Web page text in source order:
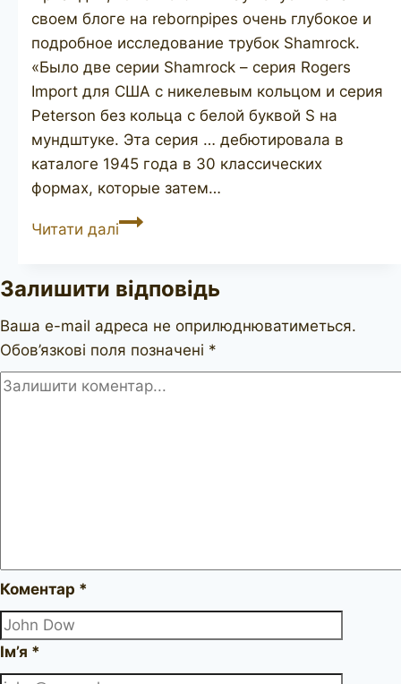
своем блоге на rebornpipes очень глубокое и
подробное исследование трубок Shamrock.
«Было две серии Shamrock – серия Rogers
Import для США с никелевым кольцом и серия
Peterson без кольца с белой буквой S на
мундштуке. Эта серия … дебютировала в
каталоге 1945 года в 30 классических
формах, которые затем…
Читати даліPETERSON
Залишити відповідь
Ваша e-mail адреса не оприлюднюватиметься.
Обов’язкові поля позначені *
Коментар *
Ім’я *